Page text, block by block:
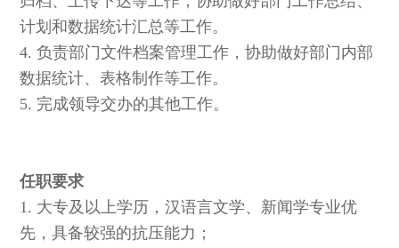
计划和数据统计汇总等工作。
4. 负责部门文件档案管理工作，协助做好部门内部
数据统计、表格制作等工作。
5. 完成领导交办的其他工作。
任职要求
1. 大专及以上学历，汉语言文学、新闻学专业优
先，具备较强的抗压能力；